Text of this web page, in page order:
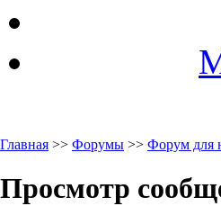
Главная >> Форумы >> Форум для
Просмотр